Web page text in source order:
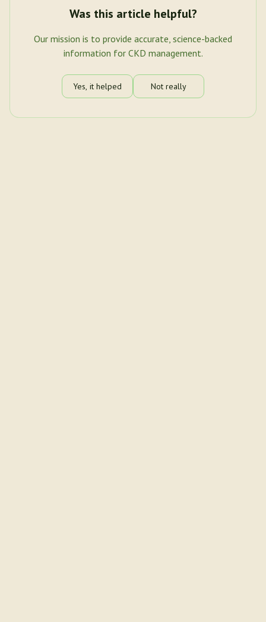
Was this article helpful?
Our mission is to provide accurate, science-backed
information for CKD management.
Yes, it helped Not really